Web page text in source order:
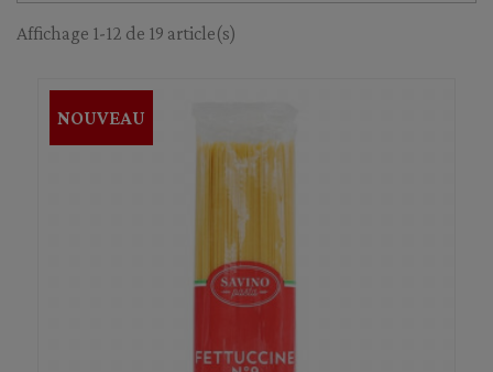
Affichage 1-12 de 19 article(s)
NOUVEAU